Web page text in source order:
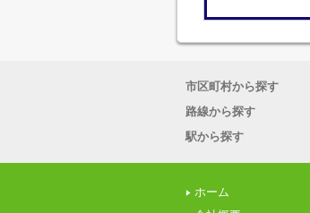
市区町村から探す
路線から探す
駅から探す
ホーム